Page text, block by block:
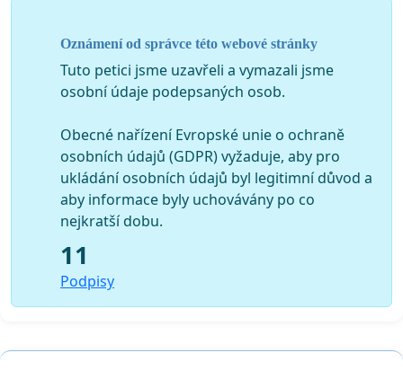
Oznámení od správce této webové stránky
Tuto petici jsme uzavřeli a vymazali jsme
osobní údaje podepsaných osob.
Obecné nařízení Evropské unie o ochraně
osobních údajů (GDPR) vyžaduje, aby pro
ukládání osobních údajů byl legitimní důvod a
aby informace byly uchovávány po co
nejkratší dobu.
11
Podpisy